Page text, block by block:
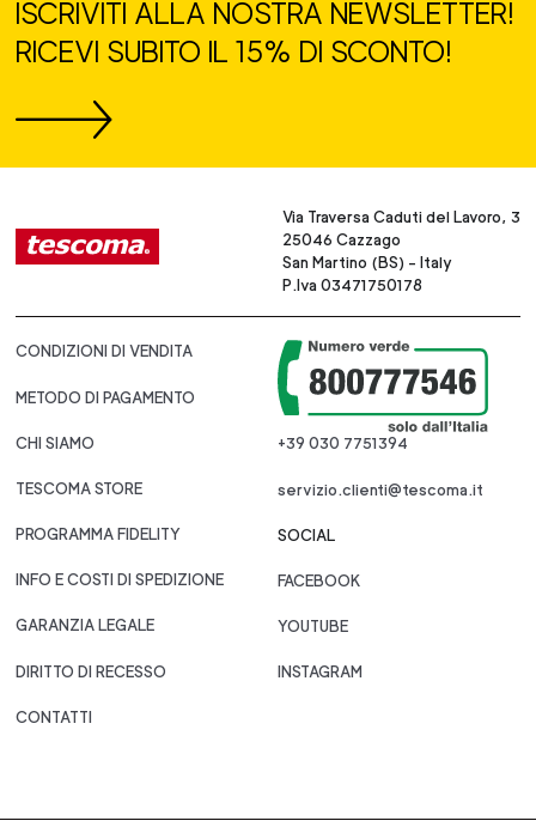
ISCRIVITI ALLA NOSTRA NEWSLETTER!
RICEVI SUBITO IL 15% DI SCONTO!
Via Traversa Caduti del Lavoro, 3
25046 Cazzago
San Martino (BS) - Italy
P.Iva 03471750178
CONDIZIONI DI VENDITA
METODO DI PAGAMENTO
CHI SIAMO
TESCOMA STORE
PROGRAMMA FIDELITY
INFO E COSTI DI SPEDIZIONE
GARANZIA LEGALE
DIRITTO DI RECESSO
CONTATTI
+39 030 7751394
servizio.clienti@tescoma.it
SOCIAL
FACEBOOK
YOUTUBE
INSTAGRAM